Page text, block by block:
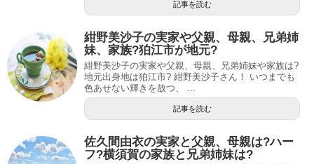
記事を読む
紺野美沙子の実家や父親、母親、兄弟姉
妹、家族?狛江市が地元?
紺野美沙子の実家や父親、母親、兄弟姉妹や家族は?
地元出身地は狛江市? 紺野美沙子さん！ いつまでも
色あせない輝きを放つ、 ...
記事を読む
佐久間由衣の実家と父親、母親は?ハー
フ?横須賀の家族と兄弟姉妹は?